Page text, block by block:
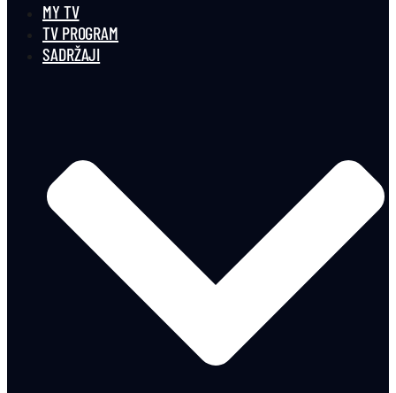
MY TV
TV PROGRAM
SADRŽAJI